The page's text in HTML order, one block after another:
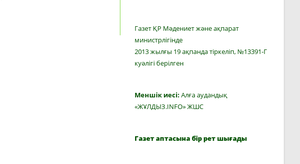
Газет ҚР Мәдениет және ақпарат
министрлігінде
2013 жылғы 19 ақпанда тіркеліп, №13391-Г
куәлігі берілген
Меншік иесі: Алға аудандық
«ЖҰЛДЫЗ.INFO» ЖШС
Газет аптасына бір рет шығады